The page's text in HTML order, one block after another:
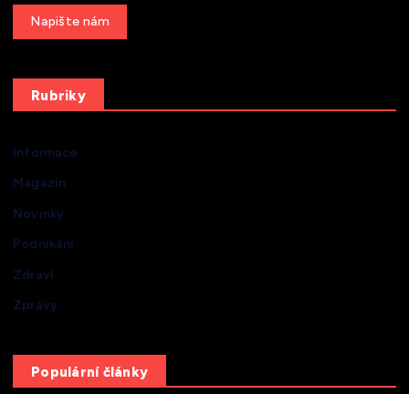
Get a Quote
Rubriky
Informace
Magazín
Novinky
Podnikání
Zdraví
Zprávy
Populární články